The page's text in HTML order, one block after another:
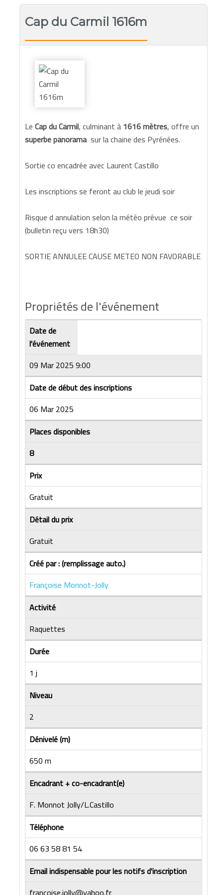
Cap du Carmil 1616m
LeCap du Carmil, culminant à1616 mètres, offre un
superbe panorama sur la chaine des Pyrénées.
Sortie co encadrée avec Laurent Castillo
Les inscriptions se feront au club le jeudi soir
Risque d annulation selon la météo prévue ce soir
(bulletin reçu vers 18h30)
SORTIE ANNULEE CAUSE METEO NON FAVORABLE
Propriétés de l'événement
Date de
l'événement
09 Mar 2025 9:00
Date de début des inscriptions
06 Mar 2025
Places disponibles
8
Prix
Gratuit
Détail du prix
Gratuit
Créé par : (remplissage auto.)
Françoise Monnot-Jolly
Activité
Raquettes
Durée
1 j
Niveau
2
Dénivelé (m)
650 m
Encadrant + co-encadrant(e)
F. Monnot Jolly/L.Castillo
Téléphone
06 63 58 81 54
Email indispensable pour les notifs d'inscription